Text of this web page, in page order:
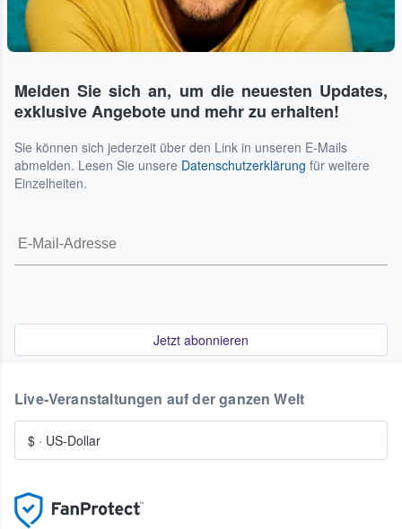
Melden Sie sich an, um die neuesten Updates,
exklusive Angebote und mehr zu erhalten!
Sie können sich jederzeit über den Link in unseren E-Mails
abmelden. Lesen Sie unsere Datenschutzerklärung für weitere
Einzelheiten.
Jetzt abonnieren
Live-Veranstaltungen auf der ganzen Welt
$ · US-Dollar